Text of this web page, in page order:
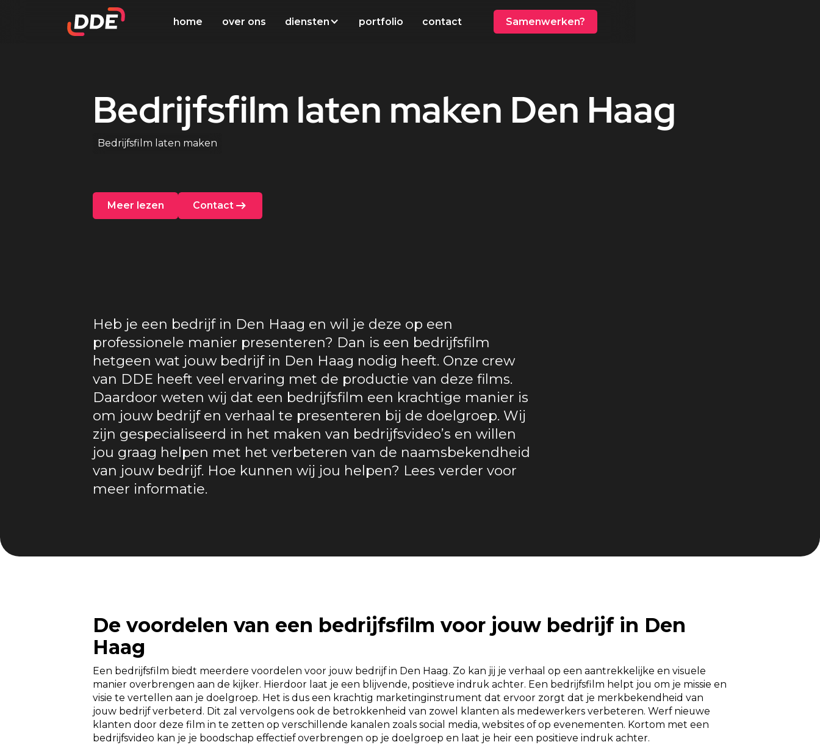
home over ons diensten portfolio contact Samenwerken?
Bedrijfsfilm laten maken Den Haag
Bedrijfsfilm laten maken
Meer lezen Contact
Heb je een bedrijf in Den Haag en wil je deze op een
professionele manier presenteren? Dan is een bedrijfsfilm
hetgeen wat jouw bedrijf in Den Haag nodig heeft. Onze crew
van DDE heeft veel ervaring met de productie van deze films.
Daardoor weten wij dat een bedrijfsfilm een krachtige manier is
om jouw bedrijf en verhaal te presenteren bij de doelgroep. Wij
zijn gespecialiseerd in het maken van bedrijfsvideo’s en willen
jou graag helpen met het verbeteren van de naamsbekendheid
van jouw bedrijf. Hoe kunnen wij jou helpen? Lees verder voor
meer informatie.
De voordelen van een bedrijfsfilm voor jouw bedrijf in Den
Haag
Een bedrijfsfilm biedt meerdere voordelen voor jouw bedrijf in Den Haag. Zo kan jij je verhaal op een aantrekkelijke en visuele
manier overbrengen aan de kijker. Hierdoor laat je een blijvende, positieve indruk achter. Een bedrijfsfilm helpt jou om je missie en
visie te vertellen aan je doelgroep. Het is dus een krachtig marketinginstrument dat ervoor zorgt dat je merkbekendheid van
jouw bedrijf verbeterd. Dit zal vervolgens ook de betrokkenheid van zowel klanten als medewerkers verbeteren. Werf nieuwe
klanten door deze film in te zetten op verschillende kanalen zoals social media, websites of op evenementen. Kortom met een
bedrijfsvideo kan je je boodschap effectief overbrengen op je doelgroep en laat je heir een positieve indruk achter.